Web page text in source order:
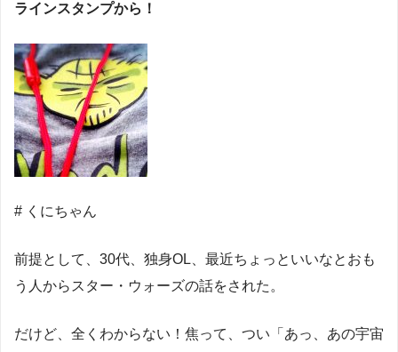
ラインスタンプから！
# くにちゃん
前提として、30代、独身OL、最近ちょっといいなとおも
う人からスター・ウォーズの話をされた。
だけど、全くわからない！焦って、つい「あっ、あの宇宙